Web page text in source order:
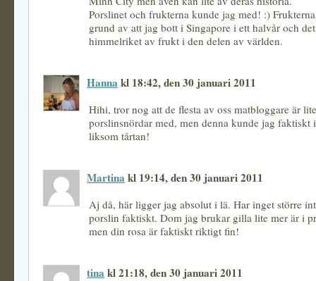
Porslinet och frukterna kunde jag med! :)
grund av att jag bott i Singapore i ett halvår och
himmelriket av frukt i den delen av världen.
Hanna kl 18:42, den 30 januari 2011
Hihi, tror nog att de flesta av oss matbloggare är lite
porslinsnördar med, men denna kunde jag faktiskt
liksom tårtan!
Martina kl 19:14, den 30 januari 2011
Aj då, här ligger jag absolut i lä. Har inget större
porslin faktiskt. Dom jag brukar gilla lite mer är i
men din rosa är faktiskt riktigt fin!
tina kl 21:18, den 30 januari 2011